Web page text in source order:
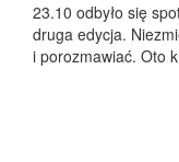
23.10 odbyło się
druga edycja.
i porozmawiać. Oto